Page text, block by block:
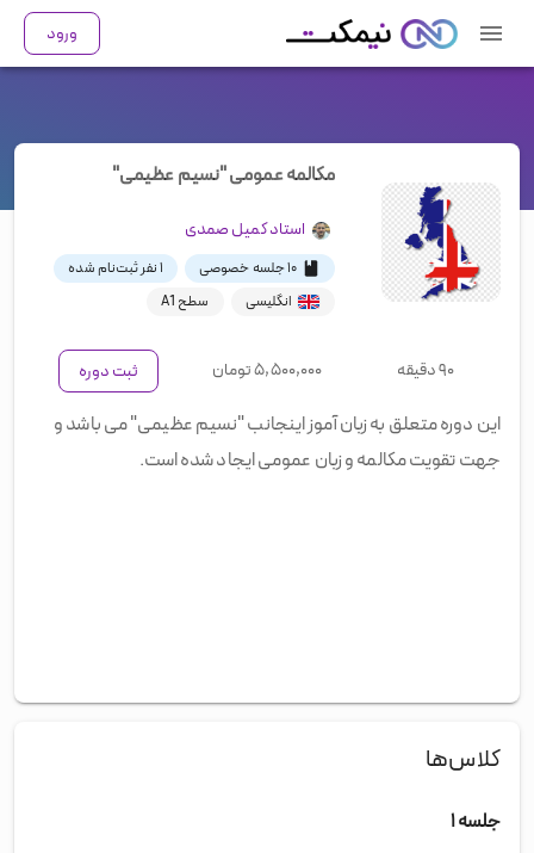
ورود
مکالمه عمومی "نسیم عظیمی"
استادکمیل صمدی
۱۰ جلسه خصوصی ۱نفر ثبت‌نام شده
انگلیسی
سطح A1
۹۰ دقیقه ۵,۵۰۰,۰۰۰تومان ثبت دوره
این دوره متعلق به زبان آموز اینجانب "نسیم عظیمی" می باشد و
جهت تقویت مکالمه و زبان عمومی ایجاد شده است.
کلاس‌ها
جلسه ۱